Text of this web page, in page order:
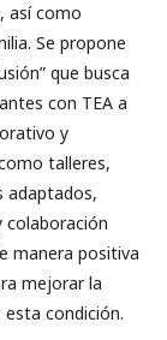
así como
Se propone
que busca
con TEA a
y
talleres,
adaptados,
colaboración
manera positiva
mejorar la
condición.